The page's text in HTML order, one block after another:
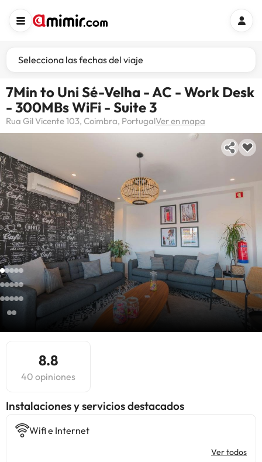
Selecciona las fechas del viaje
7Min to Uni Sé-Velha - AC - Work Desk
- 300MBs WiFi - Suite 3
Rua Gil Vicente 103, Coimbra, PortugalVer en mapa
8.8
40 opiniones
Instalaciones y servicios destacados
Wifi e Internet
Ver todos